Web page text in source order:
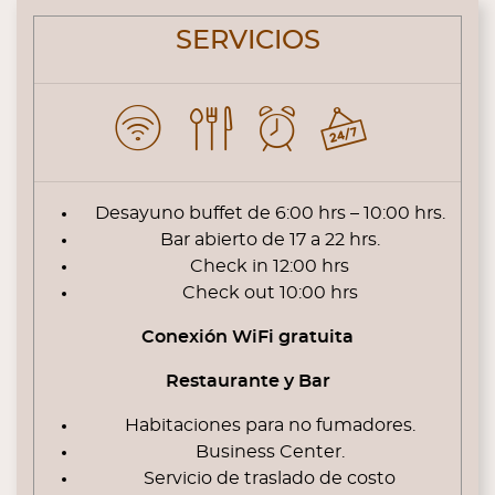
CONTENT BLOCKS
SERVICIOS
Desayuno buffet de 6:00 hrs – 10:00 hrs.
Bar abierto de 17 a 22 hrs.
Check in 12:00 hrs
Check out 10:00 hrs
Conexión WiFi gratuita
Restaurante y Bar
Habitaciones para no fumadores.
Business Center.
Servicio de traslado de costo